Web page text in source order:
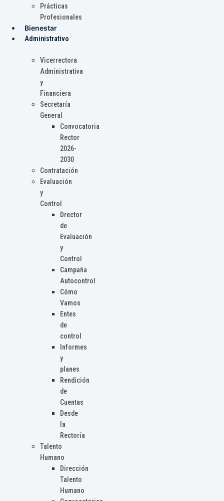
Prácticas
Profesionales
Bienestar
Administrativo
Vicerrectora
Administrativa
y
Financiera
Secretaría
General
Convocatoria
Rector
2026-
2030
Contratación
Evaluación
y
Control
Drector
de
Evaluación
y
Control
Campaña
Autocontrol
Cómo
Vamos
Entes
de
control
Informes
y
planes
Rendición
de
Cuentas
Desde
la
Rectoría
Talento
Humano
Dirección
Talento
Humano